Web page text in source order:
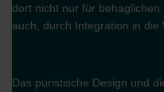
dort nicht nur für
auch, durch Integration in die
Das puristische Design und